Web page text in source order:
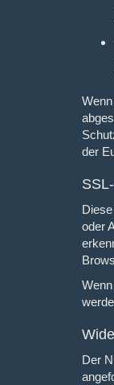
der
oder
Der